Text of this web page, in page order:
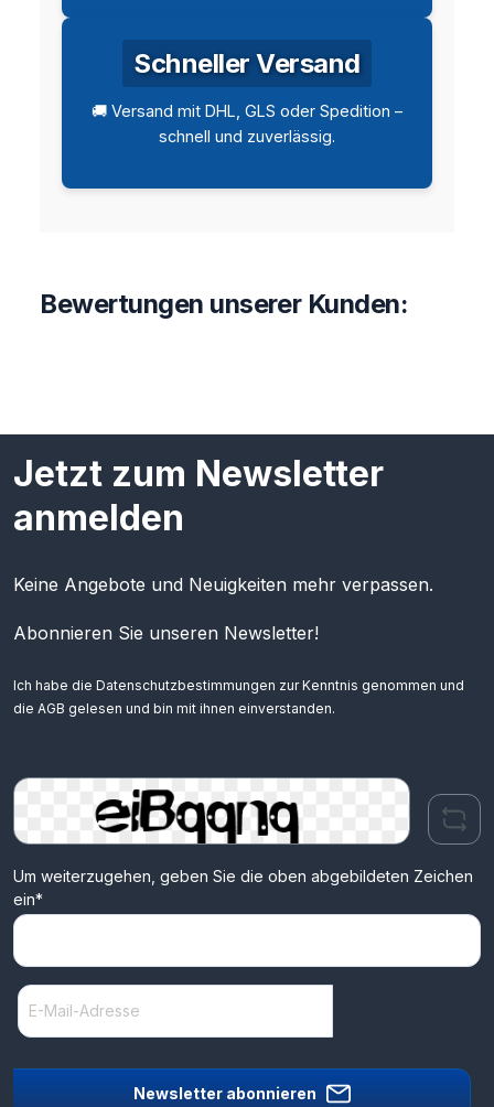
Schneller Versand
🚚 Versand mit DHL, GLS oder Spedition –
schnell und zuverlässig.
Bewertungen unserer Kunden:
Jetzt zum Newsletter
anmelden
Keine Angebote und Neuigkeiten mehr verpassen.
Abonnieren Sie unseren Newsletter!
Ich habe die Datenschutzbestimmungen zur Kenntnis genommen und
die AGB gelesen und bin mit ihnen einverstanden.
Um weiterzugehen, geben Sie die oben abgebildeten Zeichen
ein*
Newsletter abonnieren